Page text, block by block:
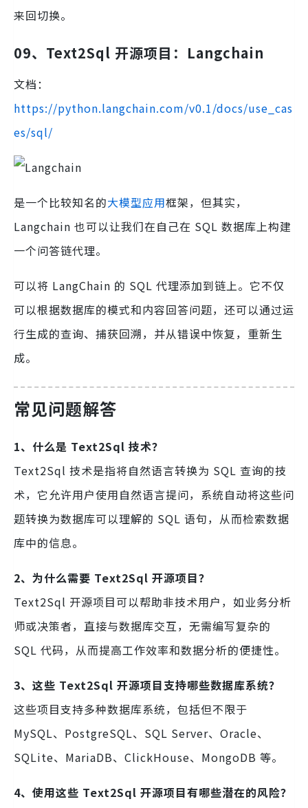
来回切换。
09、Text2Sql 开源项目：Langchain
文档：
https://python.langchain.com/v0.1/docs/use_cas
es/sql/
是一个比较知名的大模型应用框架，但其实，
Langchain 也可以让我们在自己在 SQL 数据库上构建
一个问答链代理。
可以将 LangChain 的 SQL 代理添加到链上。它不仅
可以根据数据库的模式和内容回答问题，还可以通过运
行生成的查询、捕获回溯，并从错误中恢复，重新生
成。
常见问题解答
1、什么是 Text2Sql 技术？
Text2Sql 技术是指将自然语言转换为 SQL 查询的技
术，它允许用户使用自然语言提问，系统自动将这些问
题转换为数据库可以理解的 SQL 语句，从而检索数据
库中的信息。
2、为什么需要 Text2Sql 开源项目？
Text2Sql 开源项目可以帮助非技术用户，如业务分析
师或决策者，直接与数据库交互，无需编写复杂的
SQL 代码，从而提高工作效率和数据分析的便捷性。
3、这些 Text2Sql 开源项目支持哪些数据库系统？
这些项目支持多种数据库系统，包括但不限于
MySQL、PostgreSQL、SQL Server、Oracle、
SQLite、MariaDB、ClickHouse、MongoDB 等。
4、使用这些 Text2Sql 开源项目有哪些潜在的风险？